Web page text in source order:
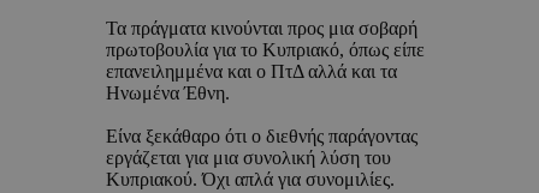
Τα πράγματα κινούνται προς μια σοβαρή
πρωτοβουλία για το Κυπριακό, όπως είπε
επανειλημμένα και ο ΠτΔ αλλά και τα
Ηνωμένα Έθνη.
Είνα ξεκάθαρο ότι ο διεθνής παράγοντας
εργάζεται για μια συνολική λύση του
Κυπριακού. Όχι απλά για συνομιλίες.